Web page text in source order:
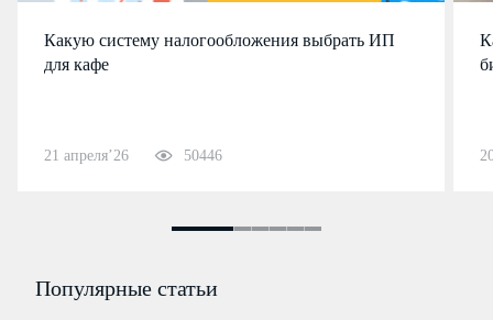
Какую систему налогообложения выбрать ИП
для кафе
21 апреля’26 50446
Популярные статьи